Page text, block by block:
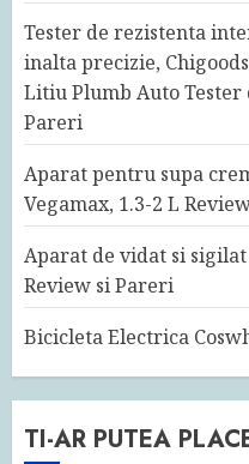
Tester de rezistenta
inalta precizie,
Litiu Plumb Auto Tester
Pareri
Aparat pentru supa
Vegamax, 1.3-2 L
Aparat de vidat si
Review si Pareri
Bicicleta Electrica
TI-AR PUTEA